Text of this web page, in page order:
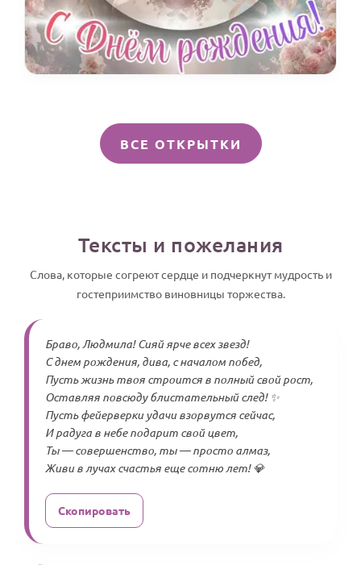
ВСЕ ОТКРЫТКИ
Тексты и пожелания
Слова, которые согреют сердце и подчеркнут мудрость и
гостеприимство виновницы торжества.
Браво, Людмила! Сияй ярче всех звезд!
С днем рождения, дива, с началом побед,
Пусть жизнь твоя строится в полный свой рост,
Оставляя повсюду блистательный след! ✨
Пусть фейерверки удачи взорвутся сейчас,
И радуга в небе подарит свой цвет,
Ты — совершенство, ты — просто алмаз,
Живи в лучах счастья еще сотню лет! 💎
Скопировать